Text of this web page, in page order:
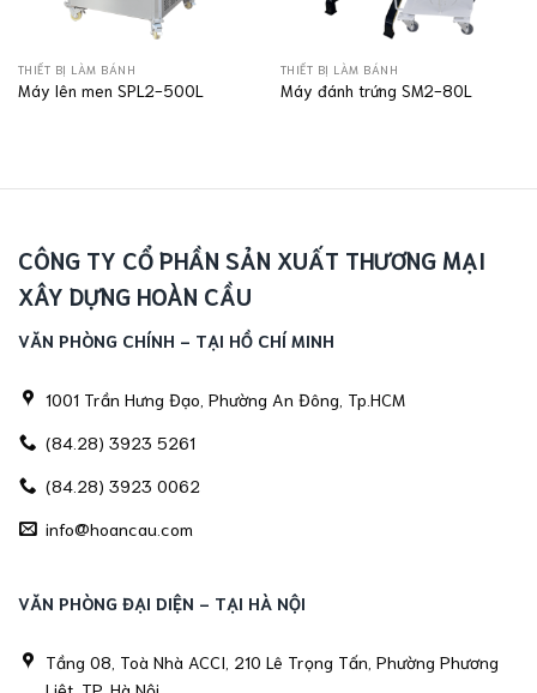
THIẾT BỊ LÀM BÁNH
Máy lên men SPL2-500L
THIẾT BỊ LÀM BÁNH
Máy đánh trứng SM2-80L
CÔNG TY CỔ PHẦN SẢN XUẤT THƯƠNG MẠI
XÂY DỰNG HOÀN CẦU
VĂN PHÒNG CHÍNH - TẠI HỒ CHÍ MINH
1001 Trần Hưng Đạo, Phường An Đông, Tp.HCM
(84.28) 3923 5261
(84.28) 3923 0062
info@hoancau.com
VĂN PHÒNG ĐẠI DIỆN - TẠI HÀ NỘI
Tầng 08, Toà Nhà ACCI, 210 Lê Trọng Tấn, Phường Phương